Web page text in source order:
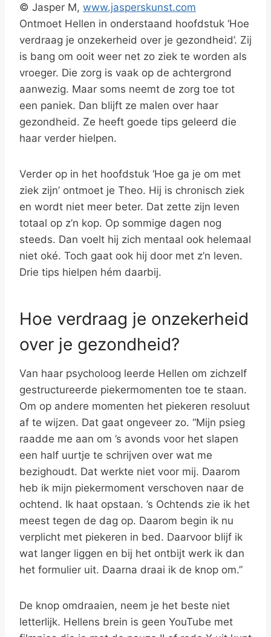
© Jasper M, www.jasperskunst.com
Ontmoet Hellen in onderstaand hoofdstuk ‘Hoe
verdraag je onzekerheid over je gezondheid’. Zij
is bang om ooit weer net zo ziek te worden als
vroeger. Die zorg is vaak op de achtergrond
aanwezig. Maar soms neemt de zorg toe tot
een paniek. Dan blijft ze malen over haar
gezondheid. Ze heeft goede tips geleerd die
haar verder hielpen.
Verder op in het hoofdstuk ‘Hoe ga je om met
ziek zijn’ ontmoet je Theo. Hij is chronisch ziek
en wordt niet meer beter. Dat zette zijn leven
totaal op z’n kop. Op sommige dagen nog
steeds. Dan voelt hij zich mentaal ook helemaal
niet oké. Toch gaat ook hij door met z’n leven.
Drie tips hielpen hém daarbij.
Hoe verdraag je onzekerheid
over je gezondheid?
Van haar psycholoog leerde Hellen om zichzelf
gestructureerde piekermomenten toe te staan.
Om op andere momenten het piekeren resoluut
af te wijzen. Dat gaat ongeveer zo. “Mijn psieg
raadde me aan om ’s avonds voor het slapen
een half uurtje te schrijven over wat me
bezighoudt. Dat werkte niet voor mij. Daarom
heb ik mijn piekermoment verschoven naar de
ochtend. Ik haat opstaan. ’s Ochtends zie ik het
meest tegen de dag op. Daarom begin ik nu
verplicht met piekeren in bed. Daarvoor blijf ik
wat langer liggen en bij het ontbijt werk ik dan
het formulier uit. Daarna draai ik de knop om.”
De knop omdraaien, neem je het beste niet
letterlijk. Hellens brein is geen YouTube met